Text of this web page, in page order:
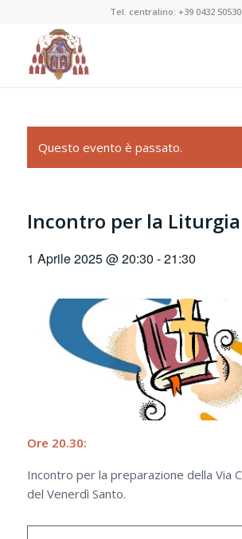
Tel. centralino:+39 0432
Questo evento è passato.
Incontro per la Liturgia
1 Aprile 2025 @ 20:30 -21:30
Ore 20.30:
Incontro per la preparazione della Via
del Venerdì Santo.